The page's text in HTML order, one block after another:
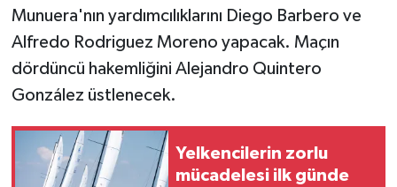
Munuera'nın yardımcılıklarını Diego Barbero ve
Alfredo Rodriguez Moreno yapacak. Maçın
dördüncü hakemliğini Alejandro Quintero
González üstlenecek.
Yelkencilerin zorlu
mücadelesi ilk günde